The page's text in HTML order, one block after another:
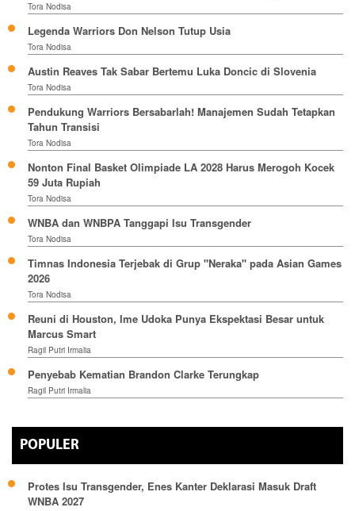
Tora Nodisa
Legenda Warriors Don Nelson Tutup Usia
Tora Nodisa
Austin Reaves Tak Sabar Bertemu Luka Doncic di Slovenia
Tora Nodisa
Pendukung Warriors Bersabarlah! Manajemen Sudah Tetapkan
Tahun Transisi
Tora Nodisa
Nonton Final Basket Olimpiade LA 2028 Harus Merogoh Kocek
59 Juta Rupiah
Tora Nodisa
WNBA dan WNBPA Tanggapi Isu Transgender
Tora Nodisa
Timnas Indonesia Terjebak di Grup "Neraka" pada Asian Games
2026
Tora Nodisa
Reuni di Houston, Ime Udoka Punya Ekspektasi Besar untuk
Marcus Smart
Ragil Putri Irmalia
Penyebab Kematian Brandon Clarke Terungkap
Ragil Putri Irmalia
POPULER
Protes Isu Transgender, Enes Kanter Deklarasi Masuk Draft
WNBA 2027